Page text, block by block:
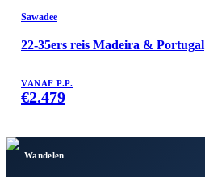
Sawadee
22-35ers reis Madeira & Portugal
VANAF P.P.
€2.479
Wandelen